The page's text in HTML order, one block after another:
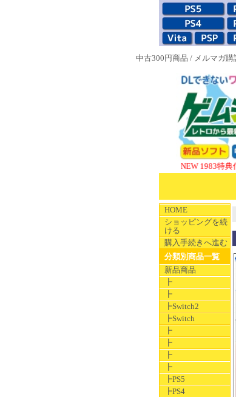
中古300円商品 / メルマガ
NEW 1983特典付ソフト
HOME
ショッピングを続
ける
購入手続きへ進む
分類別商品一覧
新品商品
┣
┣
┣Switch2
┣Switch
┣
┣
┣
┣
┣PS5
┣PS4